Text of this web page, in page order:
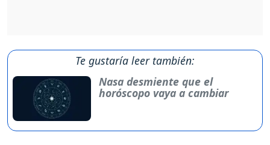
Te gustaría leer también:
Nasa desmiente que el
horóscopo vaya a cambiar